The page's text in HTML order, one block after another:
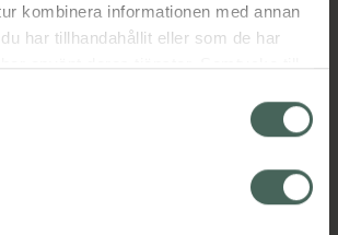
kombinera informationen med annan
har tillhandahållit eller som de har
använt deras tjänster. Samtycke till
via webbplatsens
Ett återkallat samtycke påverkar inte
som skett innan återkallelsen.
FASS Visa